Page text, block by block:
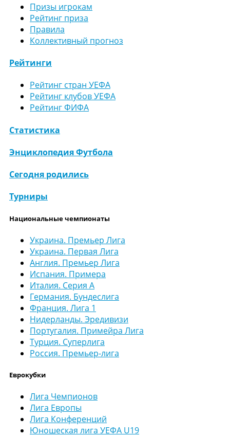
Призы игрокам
Рейтинг приза
Правила
Коллективный прогноз
Рейтинги
Рейтинг стран УЕФА
Рейтинг клубов УЕФА
Рейтинг ФИФА
Статистика
Энциклопедия Футбола
Сегодня родились
Турниры
Национальные чемпионаты
Украина. Премьер Лига
Украина. Первая Лига
Англия. Премьер Лига
Испания. Примера
Италия. Серия А
Германия. Бундеслига
Франция. Лига 1
Нидерланды. Эредивизи
Португалия. Примейра Лига
Турция. Суперлига
Россия. Премьер-лига
Еврокубки
Лига Чемпионов
Лига Европы
Лига Конференций
Юношеская лига УЕФА U19